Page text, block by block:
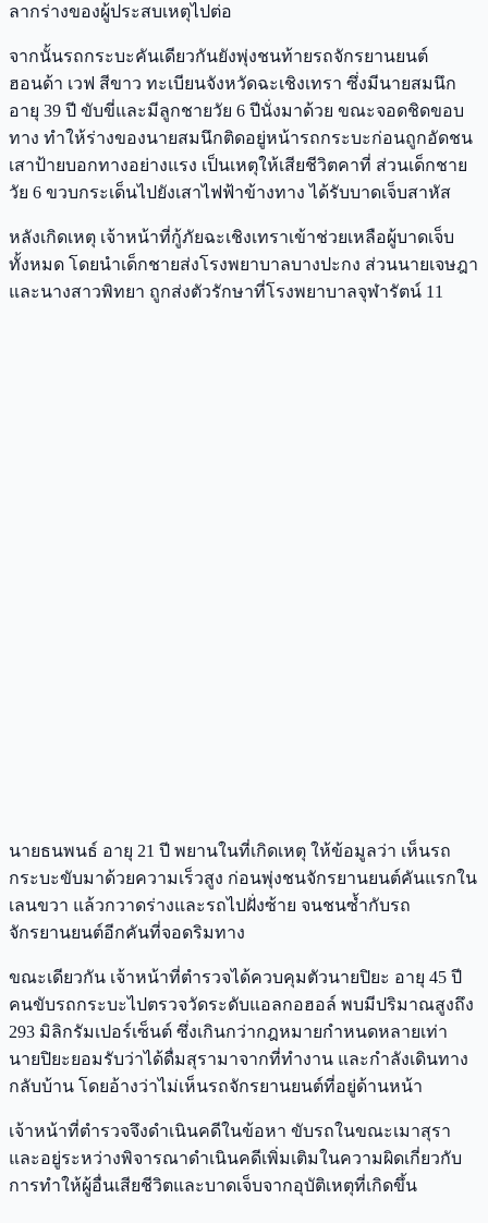
ลากร่างของผู้ประสบเหตุไปต่อ
จากนั้นรถกระบะคันเดียวกันยังพุ่งชนท้ายรถจักรยานยนต์
ฮอนด้า เวฟ สีขาว ทะเบียนจังหวัดฉะเชิงเทรา ซึ่งมีนายสมนึก
อายุ 39 ปี ขับขี่และมีลูกชายวัย 6 ปีนั่งมาด้วย ขณะจอดชิดขอบ
ทาง ทำให้ร่างของนายสมนึกติดอยู่หน้ารถกระบะก่อนถูกอัดชน
เสาป้ายบอกทางอย่างแรง เป็นเหตุให้เสียชีวิตคาที่ ส่วนเด็กชาย
วัย 6 ขวบกระเด็นไปยังเสาไฟฟ้าข้างทาง ได้รับบาดเจ็บสาหัส
หลังเกิดเหตุ เจ้าหน้าที่กู้ภัยฉะเชิงเทราเข้าช่วยเหลือผู้บาดเจ็บ
ทั้งหมด โดยนำเด็กชายส่งโรงพยาบาลบางปะกง ส่วนนายเจษฎา
และนางสาวพิทยา ถูกส่งตัวรักษาที่โรงพยาบาลจุฬารัตน์ 11
นายธนพนธ์ อายุ 21 ปี พยานในที่เกิดเหตุ ให้ข้อมูลว่า เห็นรถ
กระบะขับมาด้วยความเร็วสูง ก่อนพุ่งชนจักรยานยนต์คันแรกใน
เลนขวา แล้วกวาดร่างและรถไปฝั่งซ้าย จนชนซ้ำกับรถ
จักรยานยนต์อีกคันที่จอดริมทาง
ขณะเดียวกัน เจ้าหน้าที่ตำรวจได้ควบคุมตัวนายปิยะ อายุ 45 ปี
คนขับรถกระบะไปตรวจวัดระดับแอลกอฮอล์ พบมีปริมาณสูงถึง
293 มิลิกรัมเปอร์เซ็นต์ ซึ่งเกินกว่ากฎหมายกำหนดหลายเท่า
นายปิยะยอมรับว่าได้ดื่มสุรามาจากที่ทำงาน และกำลังเดินทาง
กลับบ้าน โดยอ้างว่าไม่เห็นรถจักรยานยนต์ที่อยู่ด้านหน้า
เจ้าหน้าที่ตำรวจจึงดำเนินคดีในข้อหา ขับรถในขณะเมาสุรา
และอยู่ระหว่างพิจารณาดำเนินคดีเพิ่มเติมในความผิดเกี่ยวกับ
การทำให้ผู้อื่นเสียชีวิตและบาดเจ็บจากอุบัติเหตุที่เกิดขึ้น